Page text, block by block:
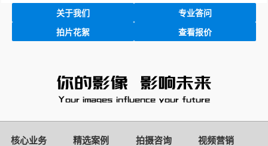
关于我们 专业答问
拍片花絮 查看报价
核心业务 精选案例 拍摄咨询 视频营销